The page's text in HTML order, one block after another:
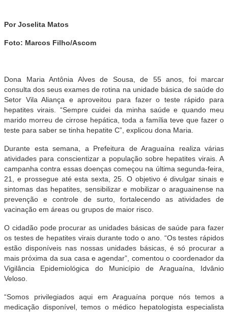
Por Joselita Matos
Foto: Marcos Filho/Ascom
Dona Maria Antônia Alves de Sousa, de 55 anos, foi marcar
consulta dos seus exames de rotina na unidade básica de saúde do
Setor Vila Aliança e aproveitou para fazer o teste rápido para
hepatites virais. “Sempre cuidei da minha saúde e quando meu
marido morreu de cirrose hepática, toda a família teve que fazer o
teste para saber se tinha hepatite C”, explicou dona Maria.
Durante esta semana, a Prefeitura de Araguaína realiza várias
atividades para conscientizar a população sobre hepatites virais. A
campanha contra essas doenças começou na última segunda-feira,
21, e prossegue até esta sexta, 25. O objetivo é divulgar sinais e
sintomas das hepatites, sensibilizar e mobilizar o araguainense na
prevenção e controle de surto, fortalecendo as atividades de
vacinação em áreas ou grupos de maior risco.
O cidadão pode procurar as unidades básicas de saúde para fazer
os testes de hepatites virais durante todo o ano. “Os testes rápidos
estão disponíveis nas nossas unidades básicas, é só procurar a
mais próxima da sua casa e agendar”, comentou o coordenador da
Vigilância Epidemiológica do Município de Araguaína, Idvânio
Veloso.
“Somos privilegiados aqui em Araguaína porque nós temos a
medicação disponível, temos o médico hepatologista especialista